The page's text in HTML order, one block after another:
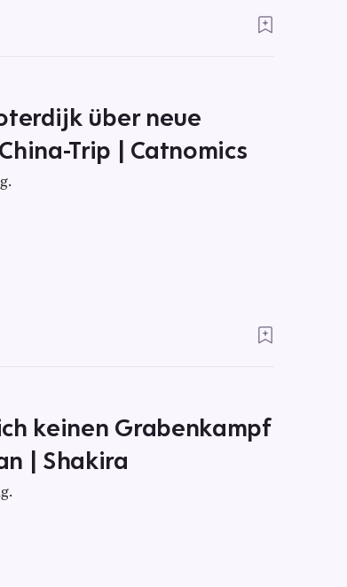
über neue
Trip | Catnomics
keinen Grabenkampf
| Shakira